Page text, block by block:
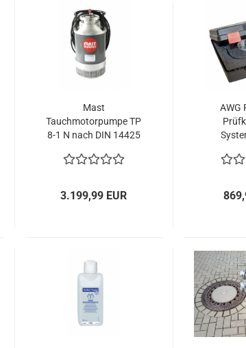
Mast
Tauchmotorpumpe TP
8-1 N nach DIN 14425
3.199,99 EUR
AWG